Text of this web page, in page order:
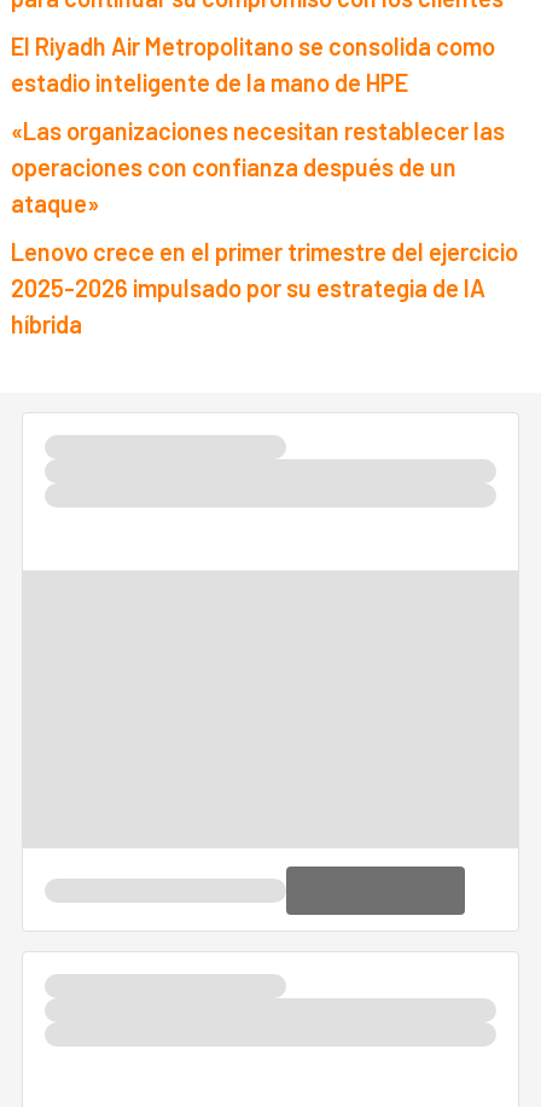
El Riyadh Air Metropolitano se consolida como
estadio inteligente de la mano de HPE
«Las organizaciones necesitan restablecer las
operaciones con confianza después de un
ataque»
Lenovo crece en el primer trimestre del ejercicio
2025-2026 impulsado por su estrategia de IA
híbrida